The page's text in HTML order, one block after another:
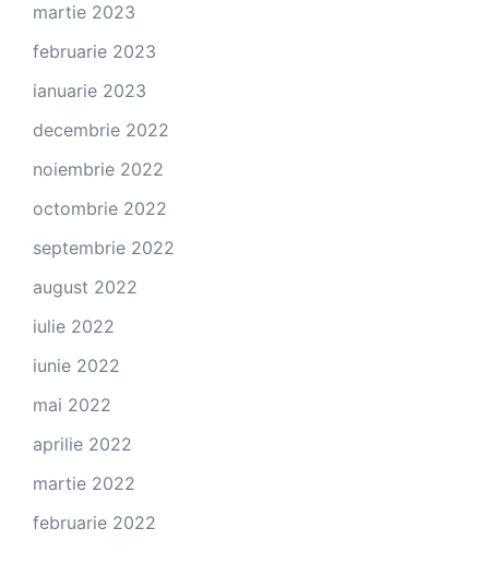
martie 2023
februarie 2023
ianuarie 2023
decembrie 2022
noiembrie 2022
octombrie 2022
septembrie 2022
august 2022
iulie 2022
iunie 2022
mai 2022
aprilie 2022
martie 2022
februarie 2022